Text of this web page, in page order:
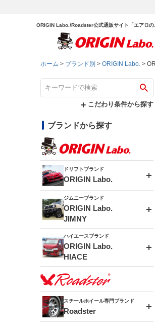
ORIGIN Labo./Roadster公式通販サイト「エアロの
ホーム ブランド別 ORIGIN Labo.
こだわり条件から探す
ブランドから探す
ドリフトブランド
ORIGIN Labo.
エアロシリーズ
ドリフトライン
風神(180SX)
雷神(S15)
龍神(チェイサー)
フロントフェンダー
リアフェンダー
ブラッシュフェンダー
コンバットアイ
ジムニーブランド
ORIGIN Labo.
JIMNY
アルミホイール
MUD-ZEUS
アルミホイール
MUD-SR7
MUD-S7
ハイエースブランド
ORIGIN Labo.
HIACE
エアロシリーズ
LUX MODEL SP
オーバーフェンダー
スチールホイール専門ブランド
Roadster